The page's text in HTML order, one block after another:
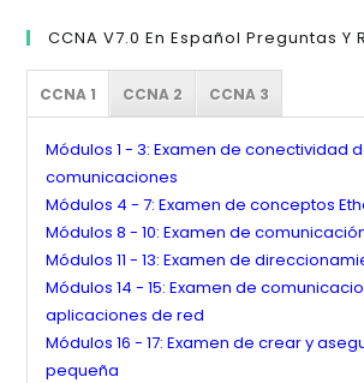
CCNA V7.0 En Español Preguntas Y
CCNA 1 CCNA 2 CCNA 3
Módulos 1 - 3: Examen de conectividad
comunicaciones
Módulos 4 - 7: Examen de conceptos
Módulos 8 - 10: Examen de
Módulos 11 - 13: Examen de
Módulos 14 - 15: Examen de
aplicaciones de red
Módulos 16 - 17: Examen de crear y
pequeña